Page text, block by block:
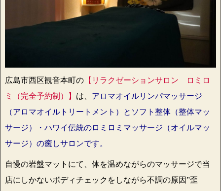
広島市西区観音本町の 【リラクゼーションサロン ロミロ
ミ（完全予約制）】 は、 アロマオイルリンパマッサージ
（アロマオイルトリートメント）とソフト整体（整体マッ
サージ）・ハワイ伝統のロミロミマッサージ（オイルマッ
サージ）の癒しサロンです。
自慢の岩盤マットにて、体を温めながらのマッサージで当
店にしかないボディチェックをしながら不調の原因”歪